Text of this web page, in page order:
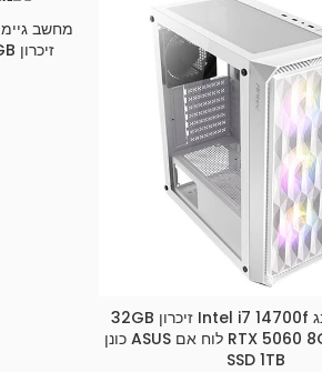
SELECT OPTIONS
מחשב גיימינג Intel i7 14700f זיכרון 32GB
כרטיס מסך RTX 5060 8G לוח אם ASUS כונן
SSD 1TB
זיכרון 32GB כונן SSD 1TB לוח אם ASUS